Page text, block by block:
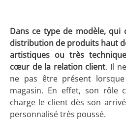
Dans ce type de modèle,
distribution de produits haut
artistiques ou très
cœur de la relation client. Il
ne pas être présent
magasin. En effet, son rôle
charge le client dès son
personnalisé très poussé.